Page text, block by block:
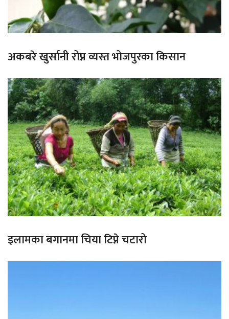
अकबरे खुर्सानी रोप्न व्यस्त भोजपुरका किसान
इलामका बगानमा चिया टिप्ने चटारो